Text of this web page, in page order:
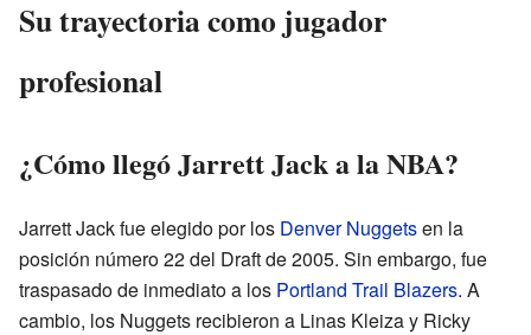
Su trayectoria como jugador
profesional
¿Cómo llegó Jarrett Jack a la NBA?
Jarrett Jack fue elegido por los Denver Nuggetsen la
posición número 22 del Draft de 2005. Sin embargo, fue
traspasado de inmediato a los Portland Trail Blazers. A
cambio, los Nuggets recibieron a Linas Kleiza y Ricky